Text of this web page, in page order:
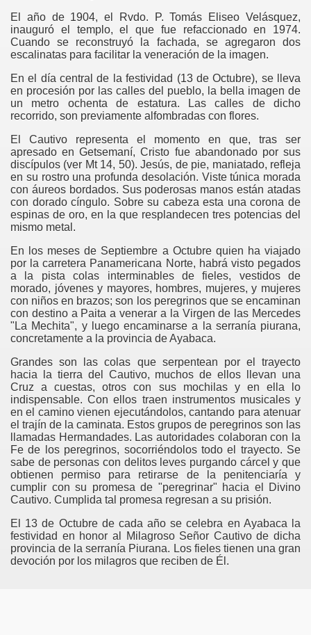
El año de 1904, el Rvdo. P. Tomás Eliseo Velásquez,
inauguró el templo, el que fue refaccionado en 1974.
Cuando se reconstruyó la fachada, se agregaron dos
escalinatas para facilitar la veneración de la imagen.
En el día central de la festividad (13 de Octubre), se lleva
en procesión por las calles del pueblo, la bella imagen de
un metro ochenta de estatura. Las calles de dicho
recorrido, son previamente alfombradas con flores.
El Cautivo representa el momento en que, tras ser
apresado en Getsemaní, Cristo fue abandonado por sus
discípulos (ver Mt 14, 50). Jesús, de pie, maniatado, refleja
en su rostro una profunda desolación. Viste túnica morada
con áureos bordados. Sus poderosas manos están atadas
con dorado cíngulo. Sobre su cabeza esta una corona de
espinas de oro, en la que resplandecen tres potencias del
mismo metal.
En los meses de Septiembre a Octubre quien ha viajado
por la carretera Panamericana Norte, habrá visto pegados
a la pista colas interminables de fieles, vestidos de
morado, jóvenes y mayores, hombres, mujeres, y mujeres
con niños en brazos; son los peregrinos que se encaminan
con destino a Paita a venerar a la Virgen de las Mercedes
"La Mechita", y luego encaminarse a la serranía piurana,
concretamente a la provincia de Ayabaca.
Grandes son las colas que serpentean por el trayecto
hacia la tierra del Cautivo, muchos de ellos llevan una
Cruz a cuestas, otros con sus mochilas y en ella lo
indispensable. Con ellos traen instrumentos musicales y
en el camino vienen ejecutándolos, cantando para atenuar
el trajín de la caminata. Estos grupos de peregrinos son las
llamadas Hermandades. Las autoridades colaboran con la
Fe de los peregrinos, socorriéndolos todo el trayecto. Se
sabe de personas con delitos leves purgando cárcel y que
obtienen permiso para retirarse de la penitenciaría y
cumplir con su promesa de "peregrinar" hacia el Divino
Cautivo. Cumplida tal promesa regresan a su prisión.
El 13 de Octubre de cada año se celebra en Ayabaca la
festividad en honor al Milagroso Señor Cautivo de dicha
provincia de la serranía Piurana. Los fieles tienen una gran
devoción por los milagros que reciben de Él.